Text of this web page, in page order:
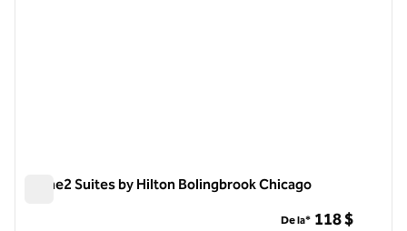
Home2 Suites by Hilton Bolingbrook Chicago
De la* 118 $